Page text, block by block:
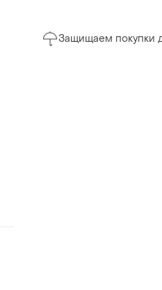
Защищаем покупки